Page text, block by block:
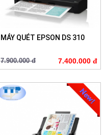
MÁY QUÉT EPSON DS 310
7.900.000 đ 7.400.000 đ